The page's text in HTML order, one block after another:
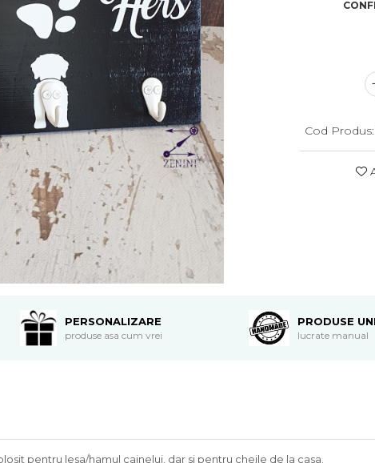
Cod Produs:
PERSONALIZARE
produse asa cum vrei
PRODUSE
lucrate manual
pentru lesa/hamul cainelui, dar si pentru cheile de la casa.